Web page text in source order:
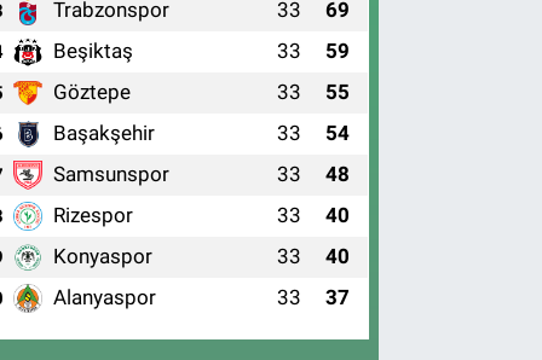
Trabzonspor 33 69
Beşiktaş 33 59
Göztepe 33 55
Başakşehir 33 54
Samsunspor 33 48
Rizespor 33 40
Konyaspor 33 40
Alanyaspor 33 37